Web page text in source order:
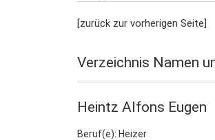
[zurück zur vorherigen Seite]
Verzeichnis Namen
Heintz Alfons Eugen
Beruf(e): Heizer